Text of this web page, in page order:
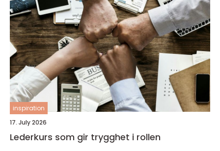
inspiration
17. July 2026
Lederkurs som gir trygghet i rollen